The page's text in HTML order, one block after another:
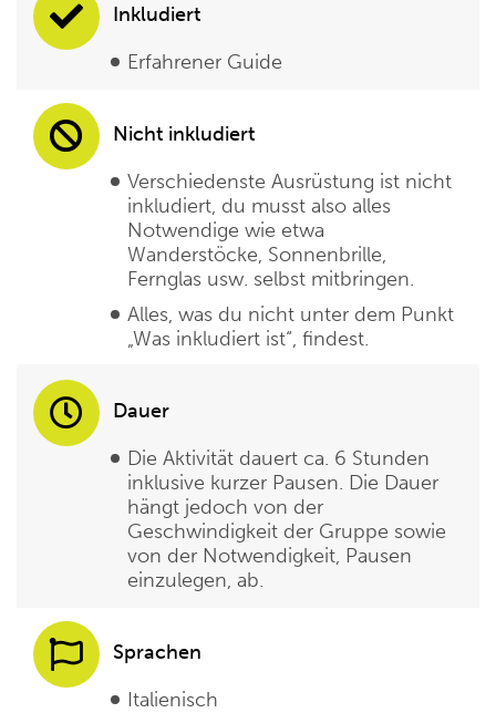
Inkludiert
Erfahrener Guide
Nicht inkludiert
Verschiedenste Ausrüstung ist nicht
inkludiert, du musst also alles
Notwendige wie etwa
Wanderstöcke, Sonnenbrille,
Fernglas usw. selbst mitbringen.
Alles, was du nicht unter dem Punkt
„Was inkludiert ist“, findest.
Dauer
Die Aktivität dauert ca. 6 Stunden
inklusive kurzer Pausen. Die Dauer
hängt jedoch von der
Geschwindigkeit der Gruppe sowie
von der Notwendigkeit, Pausen
einzulegen, ab.
Sprachen
Italienisch